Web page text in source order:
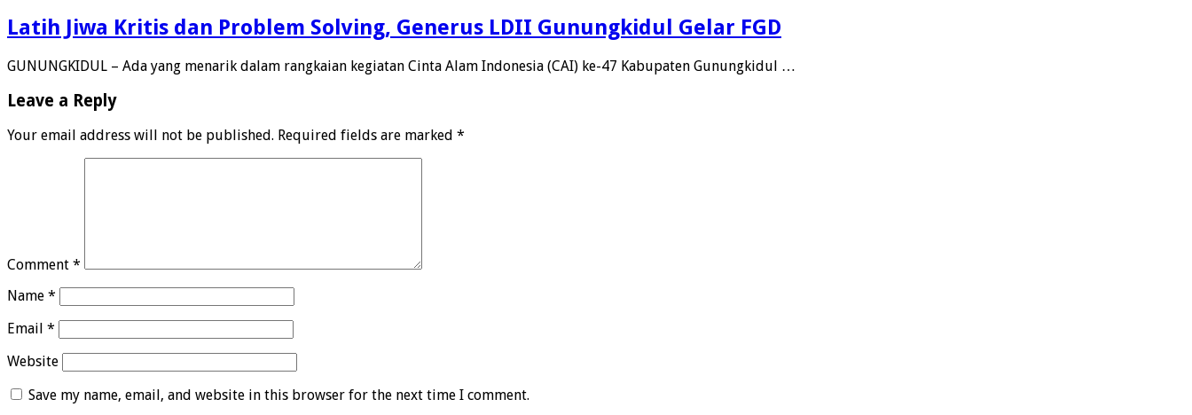
Latih Jiwa Kritis dan Problem Solving, Generus LDII Gunungkidul Gelar FGD
GUNUNGKIDUL – Ada yang menarik dalam rangkaian kegiatan Cinta Alam Indonesia (CAI) ke-47 Kabupaten Gunungkidul …
Leave a Reply
Your email address will not be published. Required fields are marked *
Comment *
Name *
Email *
Website
Save my name, email, and website in this browser for the next time I comment.